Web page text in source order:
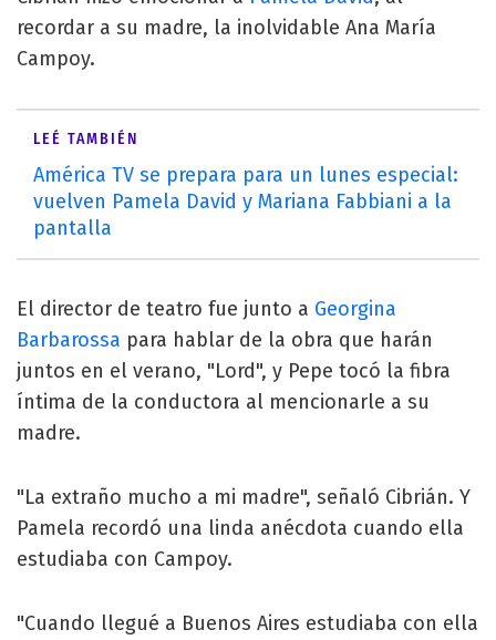
recordar a su madre, la inolvidable Ana María
Campoy.
LEÉ TAMBIÉN
América TV se prepara para un lunes especial:
vuelven Pamela David y Mariana Fabbiani a la
pantalla
El director de teatro fue junto a Georgina
Barbarossa para hablar de la obra que harán
juntos en el verano, "Lord", y Pepe tocó la fibra
íntima de la conductora al mencionarle a su
madre.
"La extraño mucho a mi madre", señaló Cibrián. Y
Pamela recordó una linda anécdota cuando ella
estudiaba con Campoy.
"Cuando llegué a Buenos Aires estudiaba con ella